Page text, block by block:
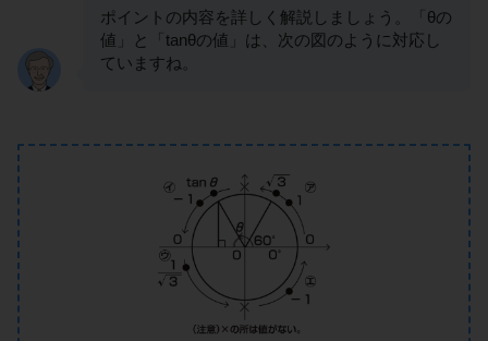
ポイントの内容を詳しく解説しましょう。「θの
値」と「tanθの値」は、次の図のように対応し
ていますね。